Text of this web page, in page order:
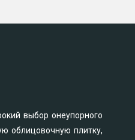
выбор онеупорного
облицовочную плитку,